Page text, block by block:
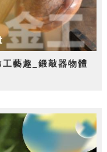
藝趣_鍛敲器物體